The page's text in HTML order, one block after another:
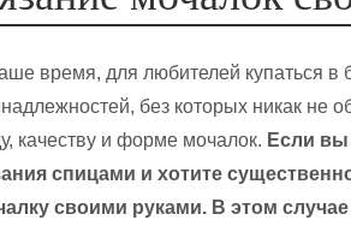
время, для любителей купаться в
без которых никак не
качеству и форме мочалок. Если
спицами и хотите
своими руками. В этом